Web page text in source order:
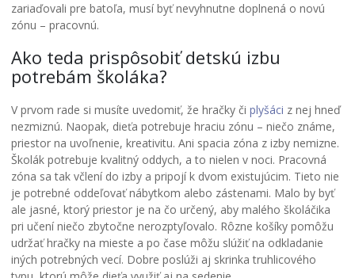
zariaďovali pre batoľa, musí byť nevyhnutne doplnená o novú
zónu – pracovnú.
Ako teda prispôsobiť detskú izbu
potrebám školáka?
V prvom rade si musíte uvedomiť, že hračky či plyšáci z nej hneď
nezmiznú. Naopak, dieťa potrebuje hraciu zónu – niečo známe,
priestor na uvoľnenie, kreativitu. Ani spacia zóna z izby nemizne.
Školák potrebuje kvalitný oddych, a to nielen v noci. Pracovná
zóna sa tak včlení do izby a pripojí k dvom existujúcim. Tieto nie
je potrebné oddeľovať nábytkom alebo zástenami. Malo by byť
ale jasné, ktorý priestor je na čo určený, aby malého školáčika
pri učení niečo zbytočne nerozptyľovalo. Rôzne košíky pomôžu
udržať hračky na mieste a po čase môžu slúžiť na odkladanie
iných potrebných vecí. Dobre poslúži aj skrinka truhlicového